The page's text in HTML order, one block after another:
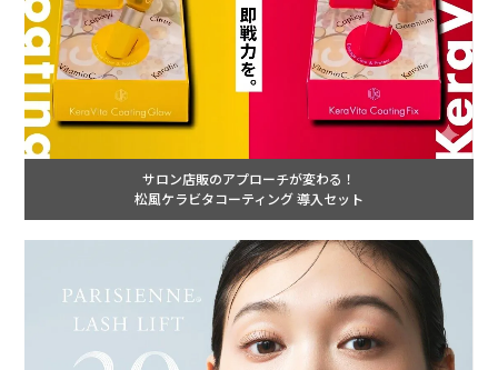
サロン店販のアプローチが変わる！
松風ケラビタコーティング 導入セット